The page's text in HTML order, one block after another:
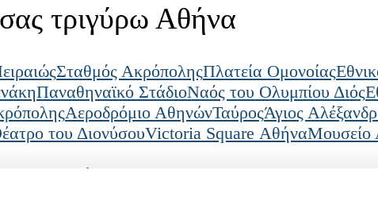
τριγύρω Αθήνα
Σταθμός ΑκρόποληςΠλατεία Ομονοίας
Παναθηναϊκό ΣτάδιοΝαός του Ολυμπίου Διός
Αεροδρόμιο ΑθηνώνΤαύροςΆγιος
του ΔιονύσουVictoria Square ΑθήναΜουσείο
Κολωνάκι